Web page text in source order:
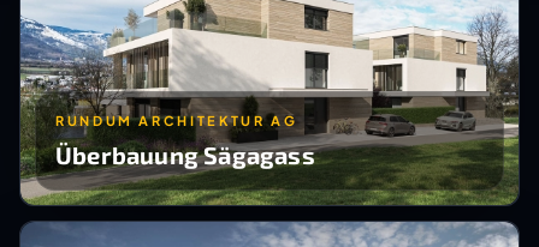
RUNDUM ARCHITEKTUR AG
Überbauung Sägagass